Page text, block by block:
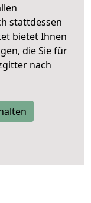
stattdessen
bietet Ihnen
die Sie für
nach